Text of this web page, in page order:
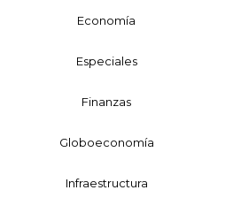
Economía
Especiales
Finanzas
Globoeconomía
Infraestructura